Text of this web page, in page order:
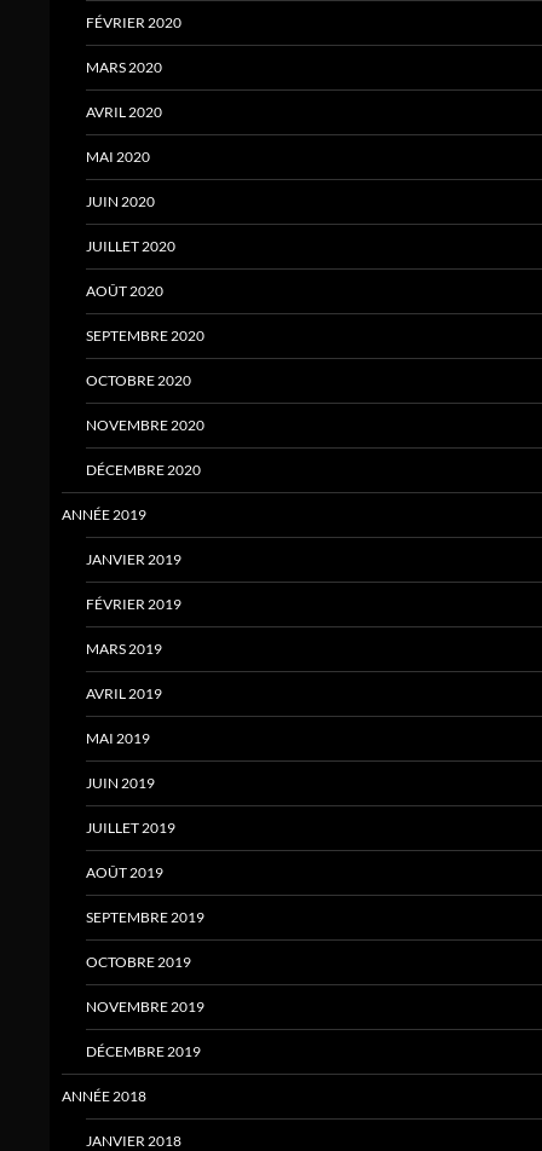
FÉVRIER 2020
MARS 2020
AVRIL 2020
MAI 2020
JUIN 2020
JUILLET 2020
AOÛT 2020
SEPTEMBRE 2020
OCTOBRE 2020
NOVEMBRE 2020
DÉCEMBRE 2020
ANNÉE 2019
JANVIER 2019
FÉVRIER 2019
MARS 2019
AVRIL 2019
MAI 2019
JUIN 2019
JUILLET 2019
AOÛT 2019
SEPTEMBRE 2019
OCTOBRE 2019
NOVEMBRE 2019
DÉCEMBRE 2019
ANNÉE 2018
JANVIER 2018